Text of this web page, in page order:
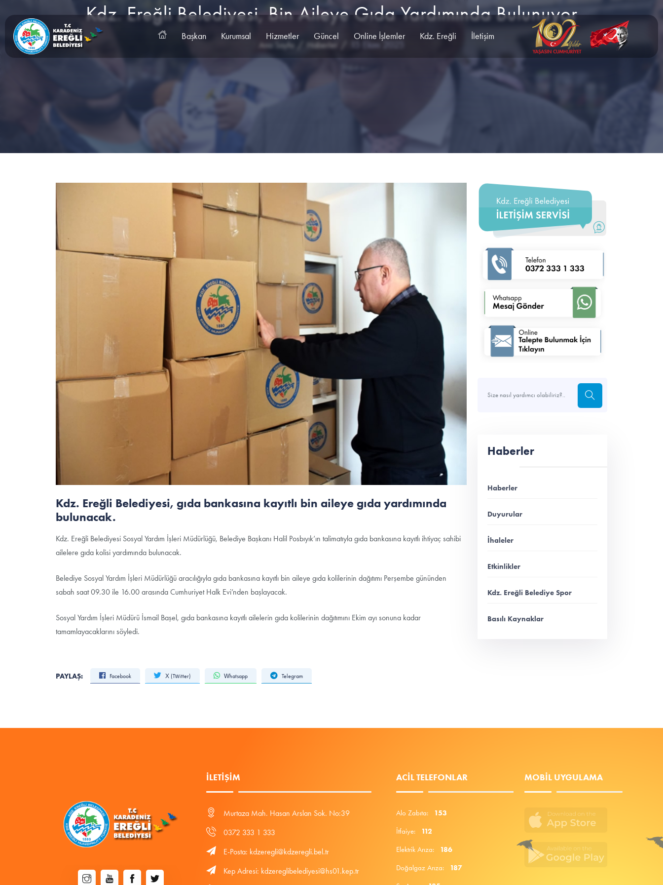
Başkan Kurumsal Hizmetler Güncel Online İşlemler Kdz. Ereğli İletişim
Kdz. Ereğli Belediyesi, Bin Aileye Gıda Yardımında Bulunuyor
Ana Sayfa Haberler 15 Ekim 2025
Kdz. Ereğli Belediyesi, gıda bankasına kayıtlı bin aileye gıda yardımında
bulunacak.
Kdz. Ereğli Belediyesi Sosyal Yardım İşleri Müdürlüğü, Belediye Başkanı Halil Posbıyık’ın talimatıyla gıda bankasına kayıtlı ihtiyaç sahibi
ailelere gıda kolisi yardımında bulunacak.
Belediye Sosyal Yardım İşleri Müdürlüğü aracılığıyla gıda bankasına kayıtlı bin aileye gıda kolilerinin dağıtımı Perşembe gününden
sabah saat 09.30 ile 16.00 arasında Cumhuriyet Halk Evi’nden başlayacak.
Sosyal Yardım İşleri Müdürü İsmail Başel, gıda bankasına kayıtlı ailelerin gıda kolilerinin dağıtımını Ekim ayı sonuna kadar
tamamlayacaklarını söyledi.
PAYLAŞ: Facebook X (Twitter) Whatsapp Telegram
Haberler
Haberler
Duyurular
İhaleler
Etkinlikler
Kdz. Ereğli Belediye Spor
Basılı Kaynaklar
İLETIŞIM
Murtaza Mah. Hasan Arslan Sok. No:39
0372 333 1 333
E-Posta: kdzeregli@kdzeregli.bel.tr
Kep Adresi: kdzereglibelediyesi@hs01.kep.tr
ACIL TELEFONLAR
Alo Zabıta: 153
İtfaiye: 112
Elektrik Arıza: 186
Doğalgaz Arıza: 187
MOBIL UYGULAMA